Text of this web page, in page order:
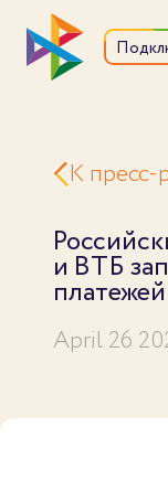
К пресс-
и ВТБ
April 26